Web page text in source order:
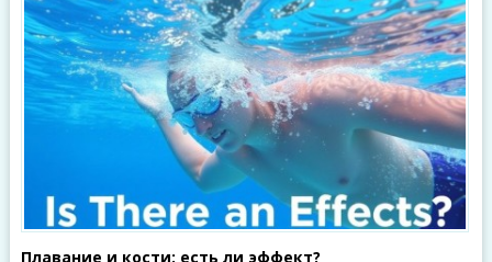
Плавание и кости: есть ли эффект?